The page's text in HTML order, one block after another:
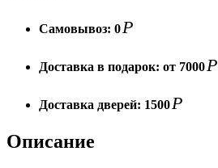
Самовывоз: 0Р
Доставка в подарок: от 7000Р
Доставка дверей: 1500Р
Описание